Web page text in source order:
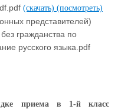
(скачать) (посмотреть)
представителей)
гражданства по
русского языка.pdf
приема в 1-й класс